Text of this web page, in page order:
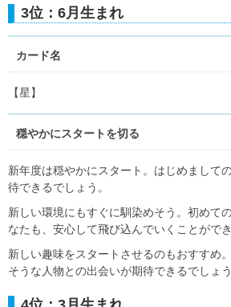
3位：6月生まれ
カード名
【星】
穏やかにスタートを切る
新年度は穏やかにスタート。はじめまして
待できるでしょう。
新しい環境にもすぐに馴染めそう。初めて
なたも、安心して飛び込んでいくことができ
新しい趣味をスタートさせるのもおすすめ
そうな人物との出会いが期待できるでしょう